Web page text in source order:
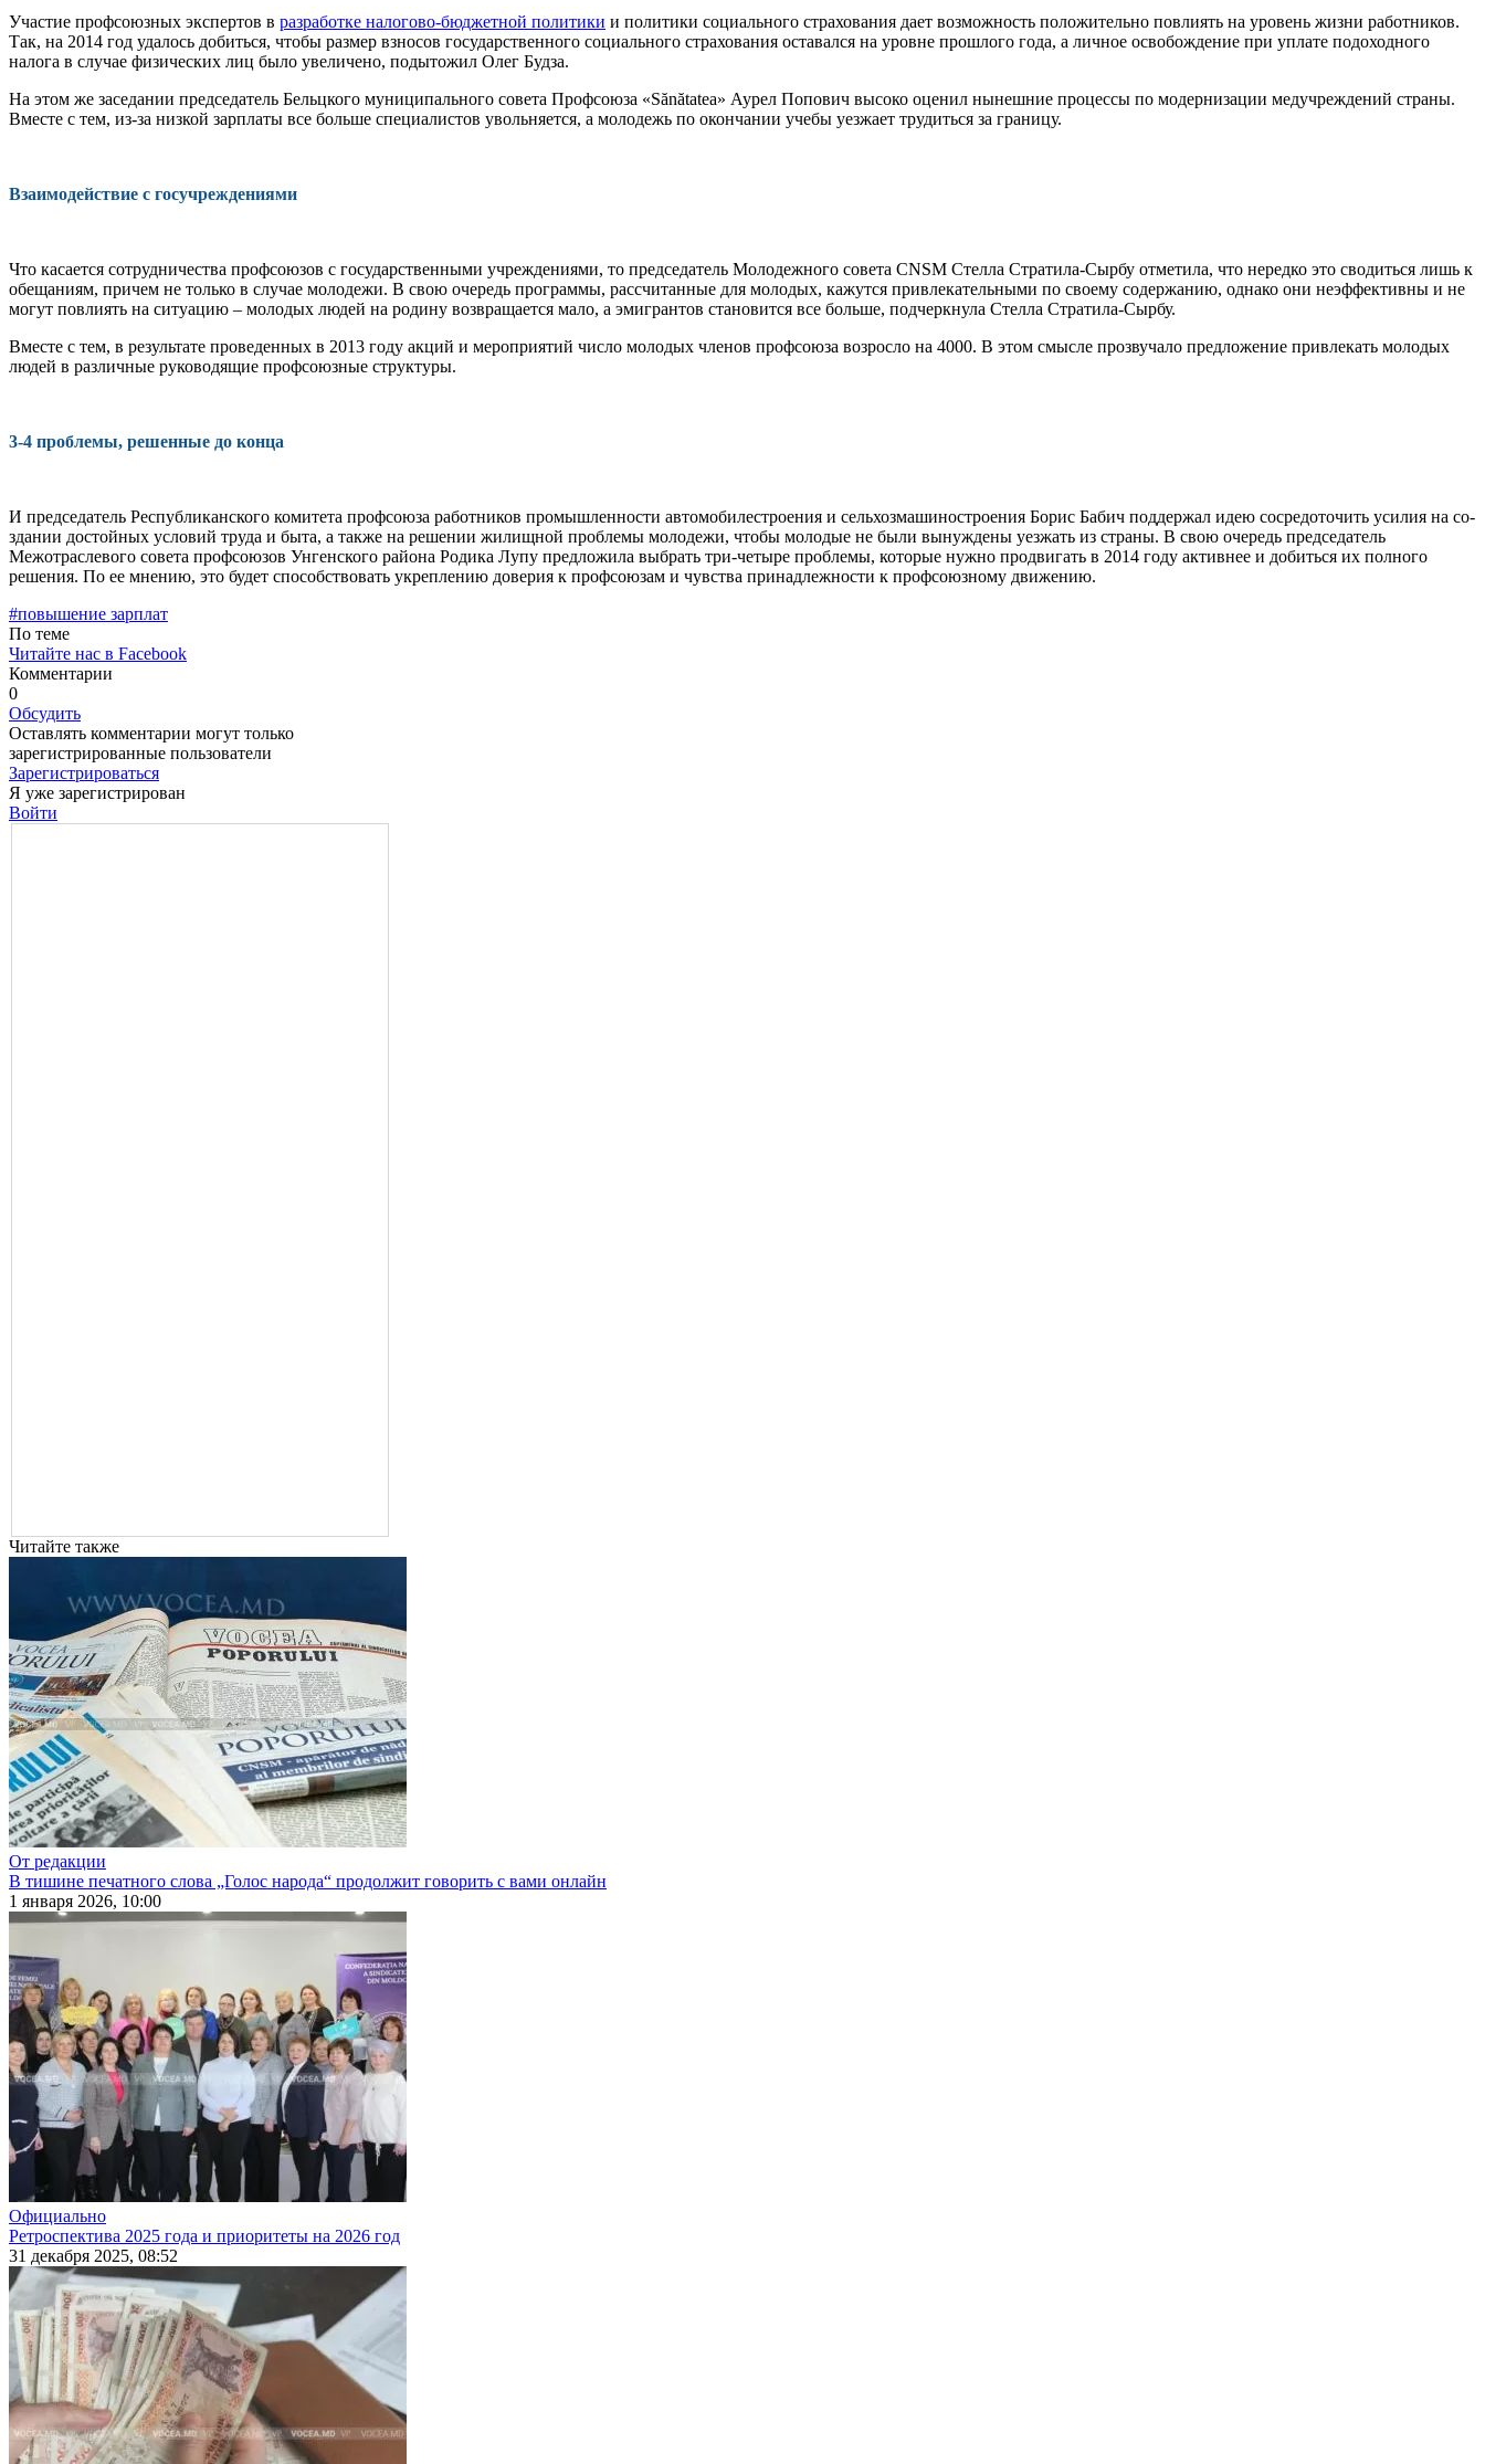
Участие профсоюзных экспертов в разработке налогово-бюджетной поли­тики и политики социального страхо­вания дает возможность положительно повлиять на уровень жизни работников.
Так, на 2014 год удалось добиться, чтобы размер взносов государственного соци­ального страхования оставался на уров­не прошлого года, а личное освобожде­ние при уплате подоходного
налога в слу­чае физических лиц было увеличено, по­дытожил Олег Будза.
На этом же заседании председатель Бельцкого муниципального совета Профсоюза «Sănătatea» Аурел Попович высоко оценил нынешние процессы по мо­дернизации медучреждений страны.
Вместе с тем, из-за низкой зарплаты все больше специалистов увольняется, а мо­лодежь по окончании учебы уезжает тру­диться за границу.
Взаимодействие с госучреждениями
Что касается сотрудничества профсо­юзов с государственными учреждения­ми, то председатель Молодежного совета CNSM Стелла Стратила-Сырбу отметила, что нередко это сводиться лишь к
обеща­ниям, причем не только в случае молоде­жи. В свою очередь программы, рассчи­танные для молодых, кажутся привлека­тельными по своему содержанию, однако они неэффективны и не
могут повлиять на ситуацию – молодых людей на роди­ну возвращается мало, а эмигрантов ста­новится все больше, подчеркнула Стелла Стратила-Сырбу.
Вместе с тем, в результате проведен­ных в 2013 году акций и мероприятий число молодых членов профсоюза воз­росло на 4000. В этом смысле прозвучало предложение привлекать молодых
лю­дей в различные руководящие профсо­юзные структуры.
3-4 проблемы, решенные до конца
И председатель Республиканского ко­митета профсоюза работников промыш­ленности автомобилестроения и сельхоз­машиностроения Борис Бабич поддержал идею сосредоточить усилия на со­
здании достойных условий труда и быта, а также на решении жилищной пробле­мы молодежи, чтобы молодые не были вынуждены уезжать из страны. В свою очередь председатель
Межотраслевого совета профсоюзов Унгенского района Родика Лупу предложила выбрать три-четыре проблемы, которые нужно продвигать в 2014 году активнее и добиться их полного
решения. По ее мнению, это бу­дет способствовать укреплению доверия к профсоюзам и чувства принадлежнос­ти к профсоюзному движению.
#повышение зарплат
По теме
Читайте нас в Facebook
Комментарии
0
Обсудить
Оставлять комментарии могут только
зарегистрированные пользователи
Зарегистрироваться
Я уже зарегистрирован
Войти
Читайте также
От редакции
В тишине печатного слова „Голос народа“ продолжит говорить с вами онлайн
1 января 2026, 10:00
Официально
Ретроспектива 2025 года и приоритеты на 2026 год
31 декабря 2025, 08:52